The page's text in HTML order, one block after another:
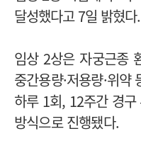
달성했다고 7일 밝혔다.
임상 2상은 자궁근종
중간용량·저용량·위
하루 1회, 12주간 경
방식으로 진행됐다.